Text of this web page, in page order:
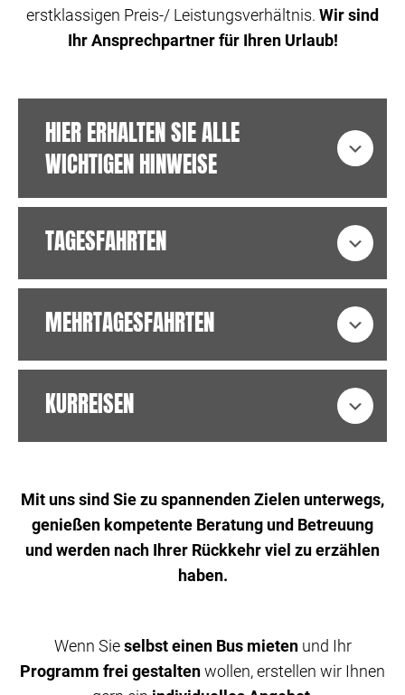
erstklassigen Preis-/ Leistungsverhältnis. Wir sind
Ihr Ansprechpartner für Ihren Urlaub!
HIER ERHALTEN SIE ALLE
WICHTIGEN HINWEISE
TAGESFAHRTEN
MEHRTAGESFAHRTEN
KURREISEN
Mit uns sind Sie zu spannenden Zielen unterwegs,
genießen kompetente Beratung und Betreuung
und werden nach Ihrer Rückkehr viel zu erzählen
haben.
Wenn Sieselbst einen Bus mietenund Ihr
Programm frei gestaltenwollen, erstellen wir Ihnen